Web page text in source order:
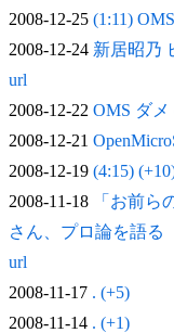
2008-12-25 (1:11)
2008-12-24 新居昭乃
url
2008-12-22 OMS ダメ
2008-12-21
2008-12-19 (4:15)
2008-11-18
「お前
さん、プロ論を語る
url
2008-11-17 . (+5)
2008-11-14 . (+1)